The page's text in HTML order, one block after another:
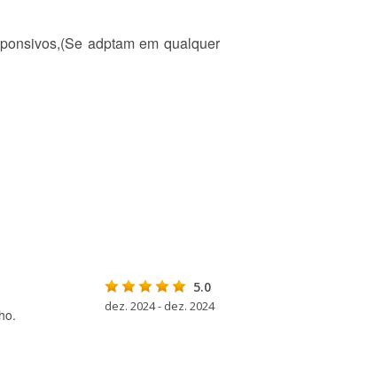
adptam em qualquer
5.0
dez. 2024 - dez. 2024